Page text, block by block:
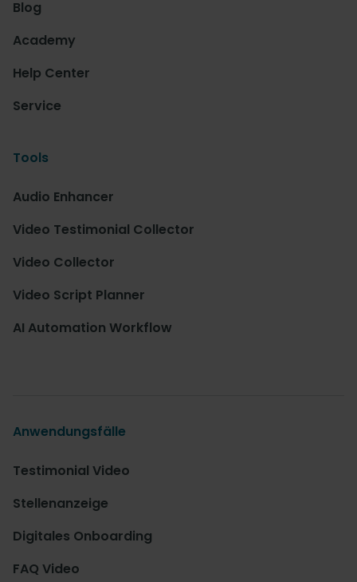
Blog
Academy
Help Center
Service
Tools
Audio Enhancer
Video Testimonial Collector
Video Collector
Video Script Planner
AI Automation Workflow
Anwendungsfälle
Testimonial Video
Stellenanzeige
Digitales Onboarding
FAQ Video